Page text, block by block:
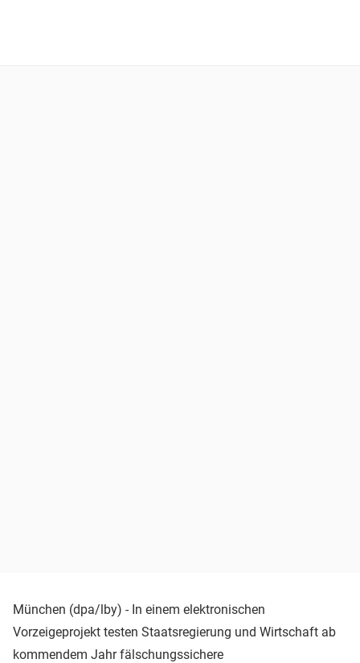
München (dpa/lby) - In einem elektronischen
Vorzeigeprojekt testen Staatsregierung und Wirtschaft ab
kommendem Jahr fälschungssichere